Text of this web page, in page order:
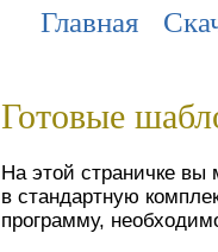
Главная
Готовые
На этой страничке
в стандартную
программу,